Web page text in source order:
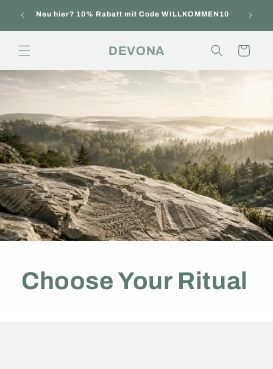
zum Neu hier? 10% Rabatt mit Code WILLKOMMEN10
DEVONA Warenkorb
Choose Your Ritual